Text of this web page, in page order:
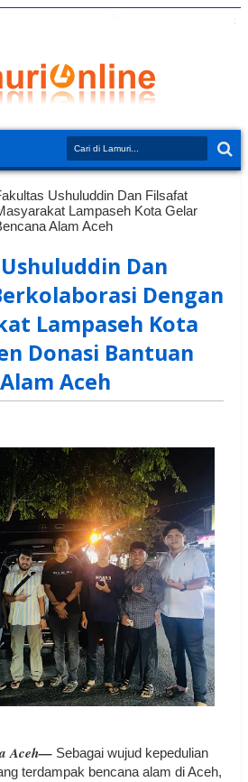
Ushuluddin Dan Filsafat
Lampaseh Kota Gelar
Alam Aceh
Dan
Dengan
Lampaseh Kota
Donasi Bantuan
Aceh
Aceh— Sebagai wujud kepedulian
terdampak bencana alam di Aceh,